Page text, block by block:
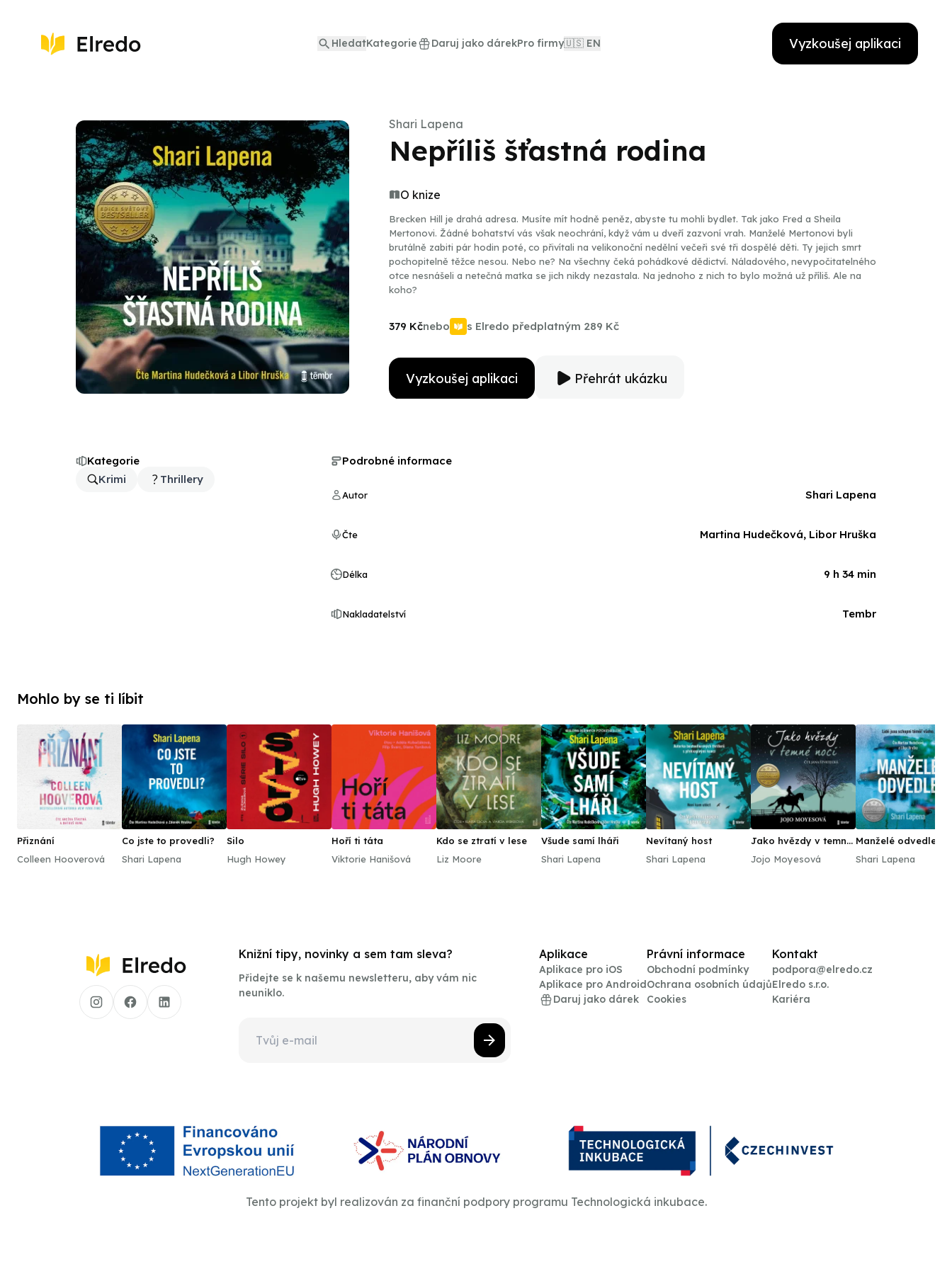
HledatKategorie Daruj jako dárekPro firmy🇺🇸 EN Vyzkoušej aplikaci
Shari Lapena
Nepříliš šťastná rodina
O knize
Brecken Hill je drahá adresa. Musíte mít hodně peněz, abyste tu mohli bydlet. Tak jako Fred a Sheila
Mertonovi. Žádné bohatství vás však neochrání, když vám u dveří zazvoní vrah. Manželé Mertonovi byli
brutálně zabiti pár hodin poté, co přivítali na velikonoční nedělní večeři své tři dospělé děti. Ty jejich smrt
pochopitelně těžce nesou. Nebo ne? Na všechny čeká pohádkové dědictví. Náladového, nevypočitatelného
otce nesnášeli a netečná matka se jich nikdy nezastala. Na jednoho z nich to bylo možná už příliš. Ale na
koho?
379 Kčnebo s Elredo předplatným 289 Kč
Vyzkoušej aplikaci Přehrát ukázku
Kategorie
Krimi
Thrillery
Podrobné informace
Autor Shari Lapena
Čte Martina Hudečková, Libor Hruška
Délka 9 h 34 min
Nakladatelství Tembr
Mohlo by se ti líbit
Přiznání
Colleen Hooverová
Co jste to provedli?
Shari Lapena
Silo
Hugh Howey
Hoří ti táta
Viktorie Hanišová
Kdo se ztratí v lese
Liz Moore
Všude samí lháři
Shari Lapena
Nevítaný host
Shari Lapena
Jako hvězdy v temné
Jojo Moyesová
Manželé odvedle
Shari Lapena
Knižní tipy, novinky a sem tam sleva?
Přidejte se k našemu newsletteru, aby vám nic
neuniklo.
Aplikace
Aplikace pro iOS
Aplikace pro Android
Daruj jako dárek
Právní informace
Obchodní podmínky
Ochrana osobních údajů
Cookies
Kontakt
podpora@elredo.cz
Elredo s.r.o.
Kariéra
Tento projekt byl realizován za finanční podpory programu Technologická inkubace.